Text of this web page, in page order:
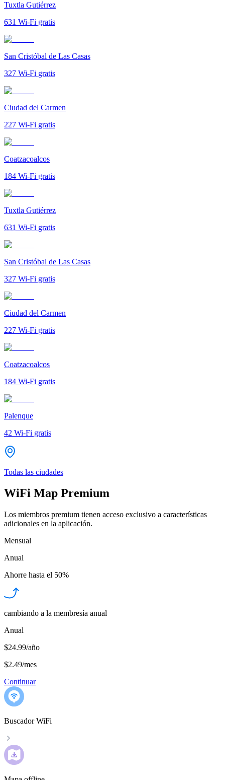
Tuxtla Gutiérrez
631 Wi-Fi gratis
San Cristóbal de Las Casas
327 Wi-Fi gratis
Ciudad del Carmen
227 Wi-Fi gratis
Coatzacoalcos
184 Wi-Fi gratis
Tuxtla Gutiérrez
631 Wi-Fi gratis
San Cristóbal de Las Casas
327 Wi-Fi gratis
Ciudad del Carmen
227 Wi-Fi gratis
Coatzacoalcos
184 Wi-Fi gratis
Palenque
42 Wi-Fi gratis
Todas las ciudades
WiFi Map Premium
Los miembros premium tienen acceso exclusivo a características
adicionales en la aplicación.
Mensual
Anual
Ahorre hasta el 50%
cambiando a la membresía anual
Anual
$24.99/año
$2.49/mes
Continuar
Buscador WiFi